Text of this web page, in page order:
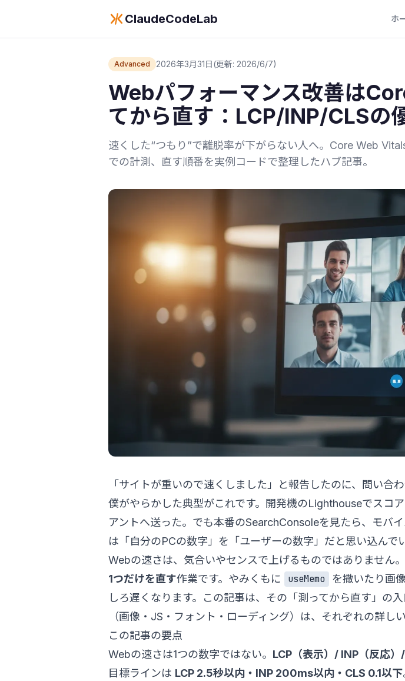
ClaudeCodeLab ホ
Advanced 2026年3月31日(更新: 2026/6/7)
Webパフォーマンス改善は
てから直す：LCP/INP/CLSの
速くした“つもり”で離脱率が下がらない人へ。Core Web
での計測、直す順番を実例コードで整理したハブ記事。
「サイトが重いので速くしました」と報告したのに、問い合
僕がやらかした典型がこれです。開発機のLighthouseでスコ
アントへ送った。でも本番のSearchConsoleを見たら、モバ
は「自分のPCの数字」を「ユーザーの数字」だと思い込んで
Webの速さは、気合いやセンスで上げるものではありません。
1つだけを直す作業です。やみくもに useMemo を撒いたり画
しろ遅くなります。この記事は、その「測ってから直す」の
（画像・JS・フォント・ローディング）は、それぞれの詳し
この記事の要点
Webの速さは1つの数字ではない。 LCP（表示）/ INP（反応）/
目標ラインは LCP 2.5秒以内・INP 200ms以内・CLS 0.1以下